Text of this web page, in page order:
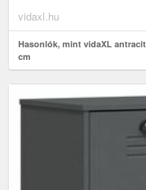
vidaxl.hu
Hasonlók, mint vidaXL
cm